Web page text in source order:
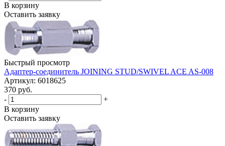
В корзину
Оставить заявку
Быстрый просмотр
Адаптер-соединитель JOINING STUD/SWIVEL ACE AS-008
Артикул: 6018625
370 руб.
-
+
В корзину
Оставить заявку